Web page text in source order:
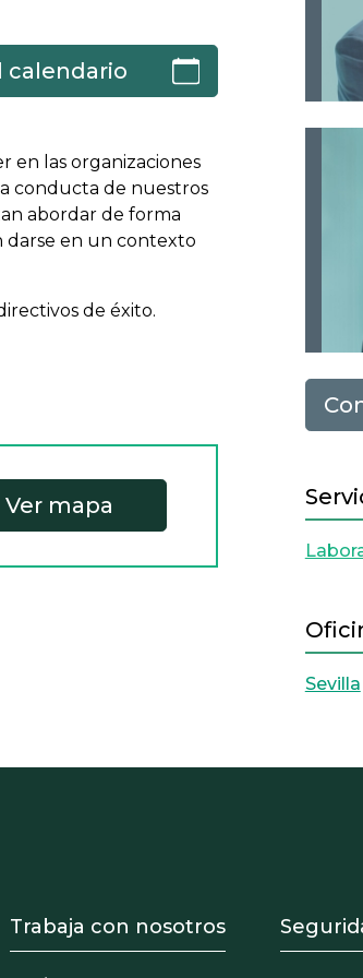
calendario
en las organizaciones
conducta de nuestros
abordar de forma
darse en un contexto
de éxito.
Ver mapa
Sevilla
Footer - Trabaja con
Trabaja con nosotros